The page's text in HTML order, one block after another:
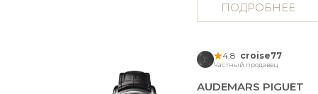
ПОДРОБНЕЕ
4.8 croise77
Частный продавец
AUDEMARS PIGUET